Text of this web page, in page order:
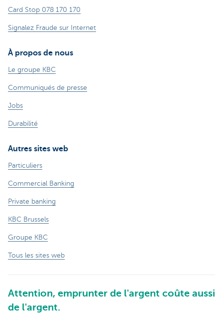
Card Stop 078 170 170
Signalez Fraude sur Internet
À propos de nous
Le groupe KBC
Communiqués de presse
Jobs
Durabilité
Autres sites web
Particuliers
Commercial Banking
Private banking
KBC Brussels
Groupe KBC
Tous les sites web
Attention, emprunter de l'argent coûte aussi
de l'argent.